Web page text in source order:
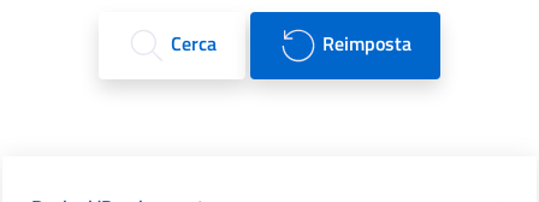
Cerca Reimposta